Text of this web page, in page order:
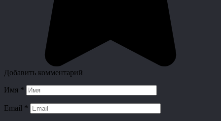
Добавить комментарий
Имя *
Email *